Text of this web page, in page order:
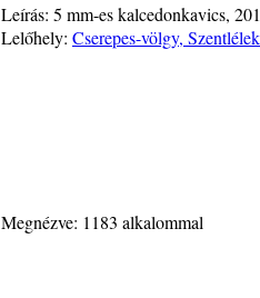
Leírás: 5 mm-es kalcedonkavics,
Lelőhely: Cserepes-völgy,
Megnézve: 1183 alkalommal